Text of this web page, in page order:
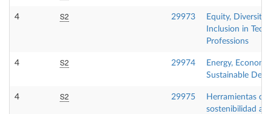
4 S2 29973
Equity, Diversity
Inclusion in
Professions
4 S2 29974
Energy,
Sustainable
4 S2 29975
Herramientas de
sostenibilidad